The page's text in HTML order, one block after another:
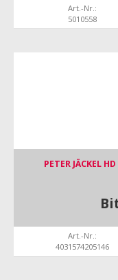
Art.-Nr.:
5010558
PETER JÄCKEL
Art.-Nr.:
4031574205146